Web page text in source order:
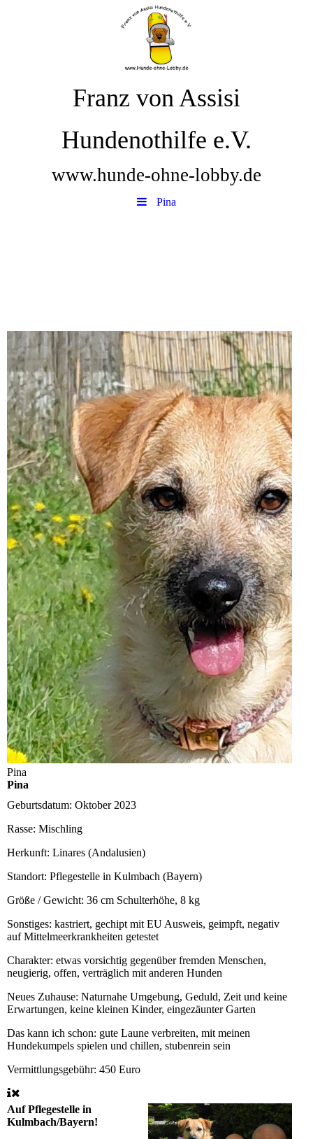
Franz von Assisi
Hundenothilfe e.V.
www.hunde-ohne-lobby.de
Pina
Pina
Pina
Geburtsdatum: Oktober 2023
Rasse: Mischling
Herkunft: Linares (Andalusien)
Standort: Pflegestelle in Kulmbach (Bayern)
Größe / Gewicht: 36 cm Schulterhöhe, 8 kg
Sonstiges: kastriert, gechipt mit EU Ausweis, geimpft, negativ
auf Mittelmeerkrankheiten getestet
Charakter: etwas vorsichtig gegenüber fremden Menschen,
neugierig, offen, verträglich mit anderen Hunden
Neues Zuhause: Naturnahe Umgebung, Geduld, Zeit und keine
Erwartungen, keine kleinen Kinder, eingezäunter Garten
Das kann ich schon: gute Laune verbreiten, mit meinen
Hundekumpels spielen und chillen, stubenrein sein
Vermittlungsgebühr: 450 Euro
Auf Pflegestelle in
Kulmbach/Bayern!